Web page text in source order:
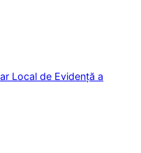
Local de Evidență a